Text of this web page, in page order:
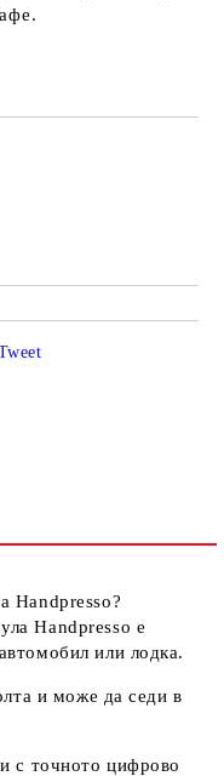
Handpresso?
Handpresso е
или лодка.
и може да седи в
с точното цифрово